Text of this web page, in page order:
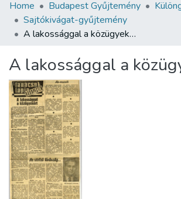
Communities & Collections
All of DSpace
About us
Home Budapest Gyűjtemény
Sajtókivágat-gyűjtemény
A lakossággal a közügyekért
A lakossággal a